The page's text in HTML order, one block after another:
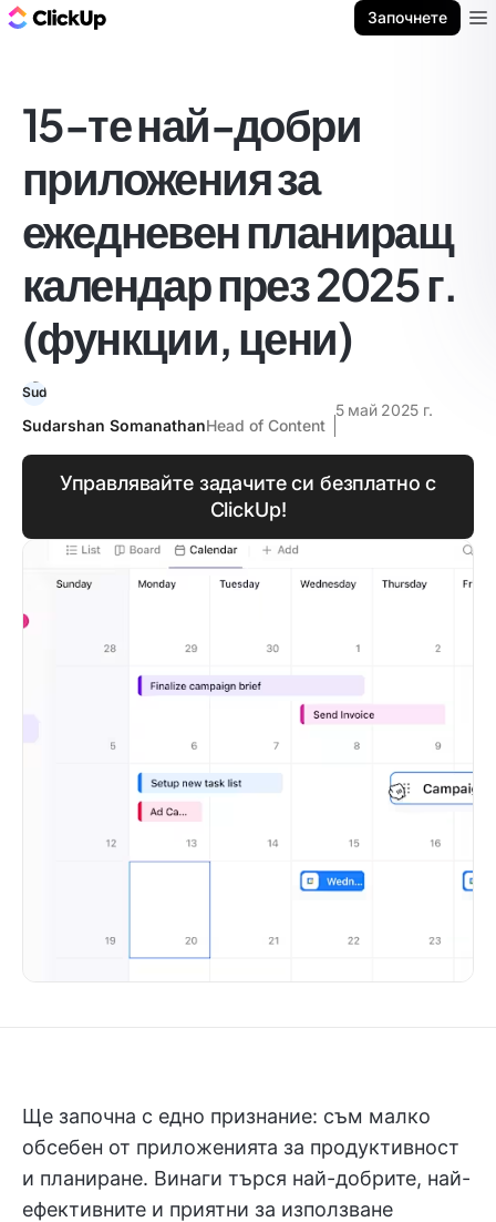
Започнете
15-те най-добри
приложения за
ежедневен планиращ
календар през 2025 г.
(функции, цени)
Sudarshan SomanathanHead of Content
5 май 2025 г.
Управлявайте задачите си безплатно с
ClickUp!
Ще започна с едно признание: съм малко
обсебен от приложенията за продуктивност
и планиране. Винаги търся най-добрите, най-
ефективните и приятни за използване